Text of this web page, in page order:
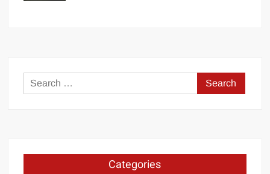
Search
for:
Categories